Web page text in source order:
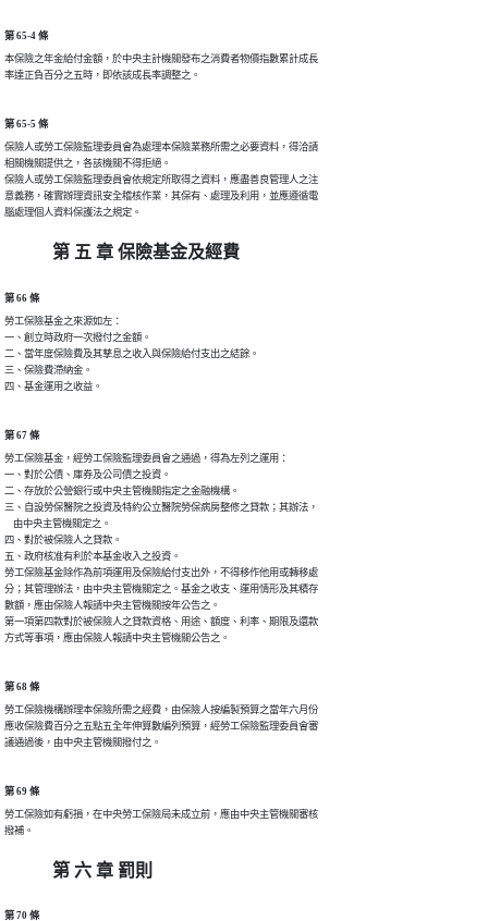
第 65-4 條
本保險之年金給付金額，於中央主計機關發布之消費者物價指數累計成長
率達正負百分之五時，即依該成長率調整之。
第 65-5 條
保險人或勞工保險監理委員會為處理本保險業務所需之必要資料，得洽請
相關機關提供之，各該機關不得拒絕。
保險人或勞工保險監理委員會依規定所取得之資料，應盡善良管理人之注
意義務，確實辦理資訊安全稽核作業，其保有、處理及利用，並應遵循電
腦處理個人資料保護法之規定。
第 五 章 保險基金及經費
第 66 條
勞工保險基金之來源如左：
一、創立時政府一次撥付之金額。
二、當年度保險費及其孳息之收入與保險給付支出之結餘。
三、保險費滯納金。
四、基金運用之收益。
第 67 條
勞工保險基金，經勞工保險監理委員會之通過，得為左列之運用：
一、對於公債、庫券及公司債之投資。
二、存放於公營銀行或中央主管機關指定之金融機構。
三、自設勞保醫院之投資及特約公立醫院勞保病房整修之貸款；其辦法，
    由中央主管機關定之。
四、對於被保險人之貸款。
五、政府核准有利於本基金收入之投資。
勞工保險基金除作為前項運用及保險給付支出外，不得移作他用或轉移處
分；其管理辦法，由中央主管機關定之。基金之收支、運用情形及其積存
數額，應由保險人報請中央主管機關按年公告之。
第一項第四款對於被保險人之貸款資格、用途、額度、利率、期限及還款
方式等事項，應由保險人報請中央主管機關公告之。
第 68 條
勞工保險機構辦理本保險所需之經費，由保險人按編製預算之當年六月份
應收保險費百分之五點五全年伸算數編列預算，經勞工保險監理委員會審
議通過後，由中央主管機關撥付之。
第 69 條
勞工保險如有虧損，在中央勞工保險局未成立前，應由中央主管機關審核
撥補。
第 六 章 罰則
第 70 條